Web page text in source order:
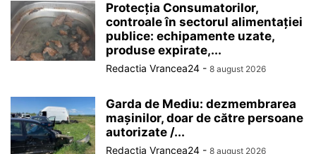
Protecția Consumatorilor,
controale în sectorul alimentației
publice: echipamente uzate,
produse expirate,...
Redactia Vrancea24 - 8 august 2026
Garda de Mediu: dezmembrarea
mașinilor, doar de către persoane
autorizate /...
Redactia Vrancea24 - 8 august 2026